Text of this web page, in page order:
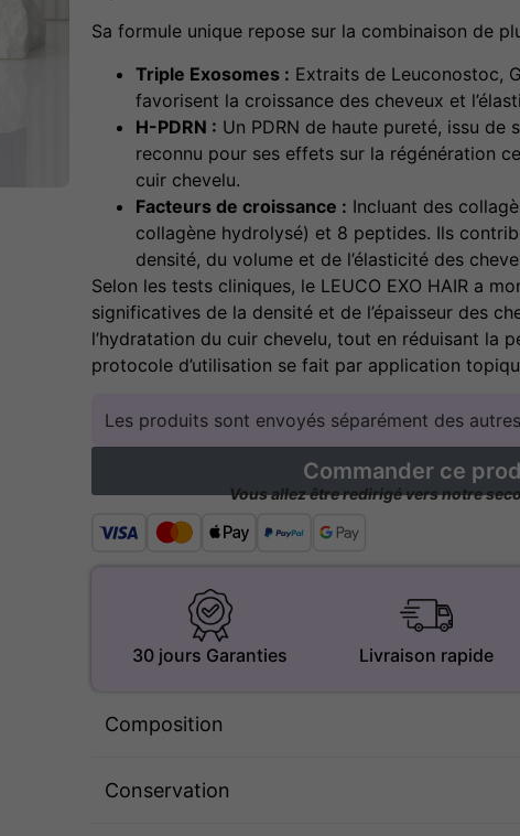
Sa formule unique repose sur la combinaison de
Triple Exosomes : Extraits de Leuconostoc,
favorisent la croissance des cheveux et
H-PDRN : Un PDRN de haute pureté, issu de
reconnu pour ses effets sur la régénération
cuir chevelu.
Facteurs de croissance : Incluant des
collagène hydrolysé) et 8 peptides. Ils
densité, du volume et de l’élasticité des
Selon les tests cliniques, le LEUCO EXO HAIR a
significatives de la densité et de l’épaisseur des
l’hydratation du cuir chevelu, tout en réduisant la
protocole d’utilisation se fait par application
Les produits sont envoyés séparément des
Commander ce
Vous allez être redirigé vers notre
30 jours Garanties Livraison rapide
Composition
Conservation